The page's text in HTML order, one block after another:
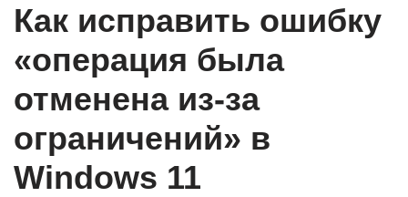
Как исправить ошибку
«операция была
отменена из-за
ограничений» в
Windows 11